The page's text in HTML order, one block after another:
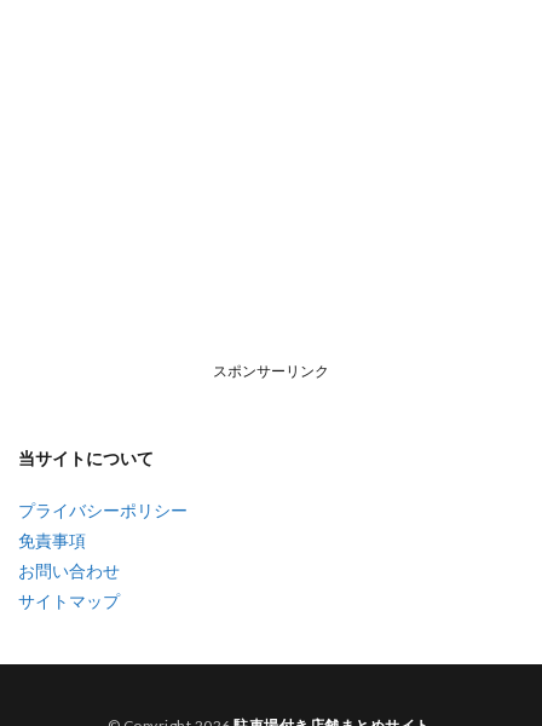
スポンサーリンク
当サイトについて
プライバシーポリシー
免責事項
お問い合わせ
サイトマップ